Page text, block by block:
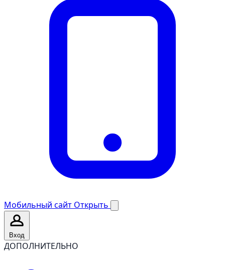
Мобильный сайт Открыть
Вход
ДОПОЛНИТЕЛЬНО